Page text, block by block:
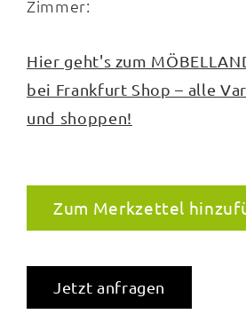
Zimmer:
Hier geht's zum
bei Frankfurt Shop – alle
und shoppen!
Zum Merkzettel
Jetzt anfragen